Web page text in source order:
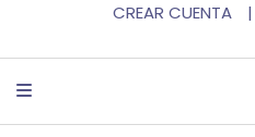
CREAR CUENTA